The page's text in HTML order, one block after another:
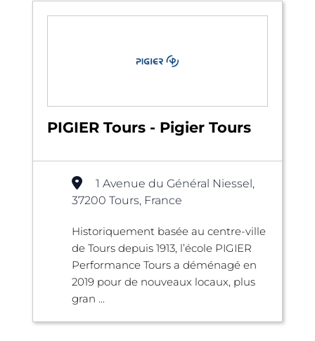
PIGIER Tours - Pigier Tours
1 Avenue du Général Niessel,
37200 Tours, France
Historiquement basée au centre-ville
de Tours depuis 1913, l’école PIGIER
Performance Tours a déménagé en
2019 pour de nouveaux locaux, plus
gran ...